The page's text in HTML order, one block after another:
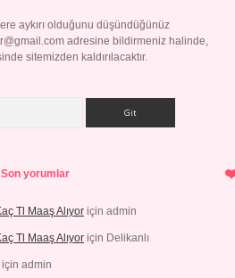
aykırı olduğunu düşündüğünüz
adresine bildirmeniz halinde,
sitemizden kaldırılacaktır.
Son yorumlar
Tl Maaş Alıyor için admin
Tl Maaş Alıyor için Delikanlı
için admin